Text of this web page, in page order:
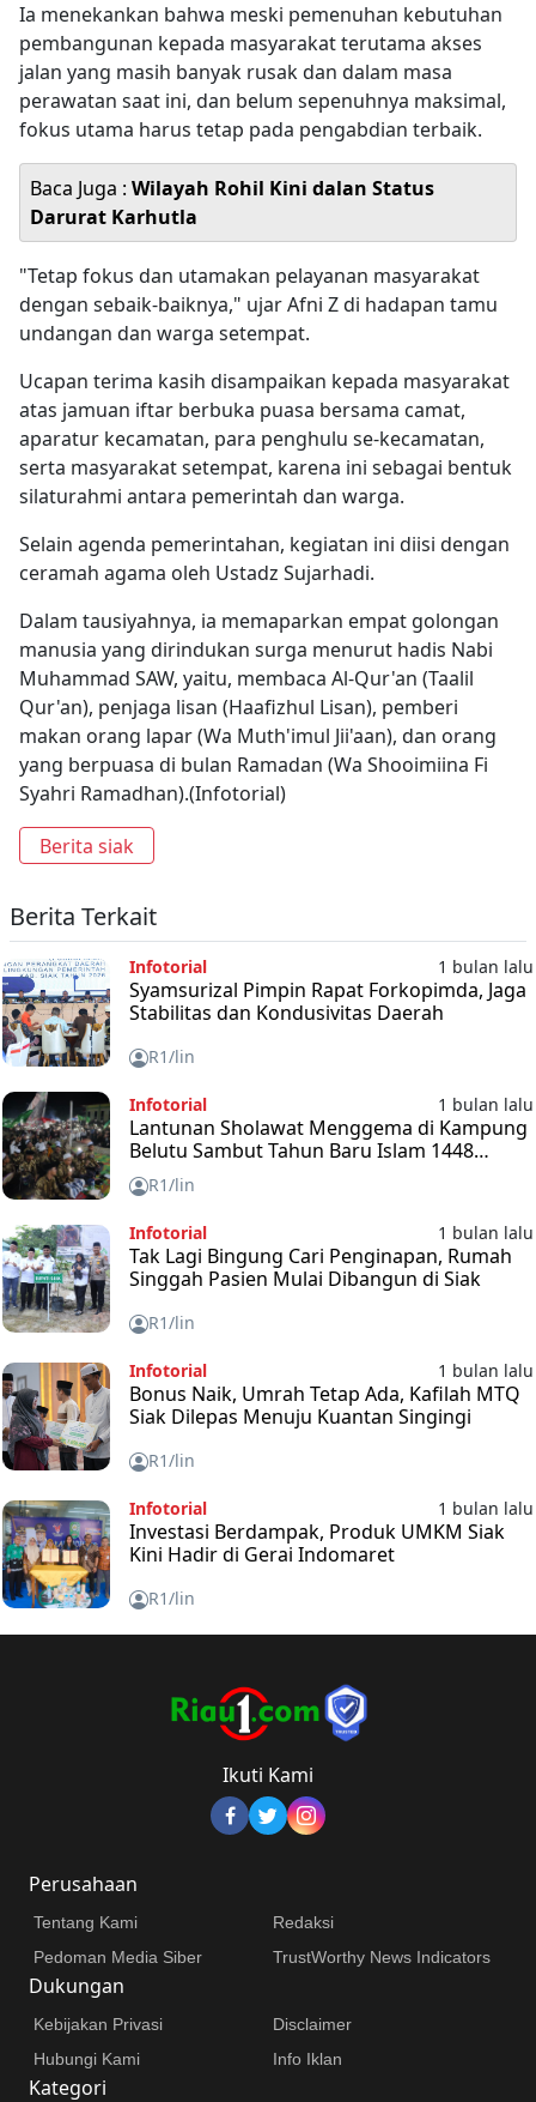
Ia menekankan bahwa meski pemenuhan kebutuhan
pembangunan kepada masyarakat terutama akses
jalan yang masih banyak rusak dan dalam masa
perawatan saat ini, dan belum sepenuhnya maksimal,
fokus utama harus tetap pada pengabdian terbaik.
Baca Juga : Wilayah Rohil Kini dalan Status
Darurat Karhutla
"Tetap fokus dan utamakan pelayanan masyarakat
dengan sebaik-baiknya," ujar Afni Z di hadapan tamu
undangan dan warga setempat.
Ucapan terima kasih disampaikan kepada masyarakat
atas jamuan iftar berbuka puasa bersama camat,
aparatur kecamatan, para penghulu se-kecamatan,
serta masyarakat setempat, karena ini sebagai bentuk
silaturahmi antara pemerintah dan warga.
Selain agenda pemerintahan, kegiatan ini diisi dengan
ceramah agama oleh Ustadz Sujarhadi.
Dalam tausiyahnya, ia memaparkan empat golongan
manusia yang dirindukan surga menurut hadis Nabi
Muhammad SAW, yaitu, membaca Al-Qur'an (Taalil
Qur'an), penjaga lisan (Haafizhul Lisan), pemberi
makan orang lapar (Wa Muth'imul Jii'aan), dan orang
yang berpuasa di bulan Ramadan (Wa Shooimiina Fi
Syahri Ramadhan).(Infotorial)
Berita siak
Berita Terkait
Infotorial 1 bulan lalu
Syamsurizal Pimpin Rapat Forkopimda, Jaga
Stabilitas dan Kondusivitas Daerah
R1/lin
Infotorial 1 bulan lalu
Lantunan Sholawat Menggema di Kampung
Belutu Sambut Tahun Baru Islam 1448
Hijriah
R1/lin
Infotorial 1 bulan lalu
Tak Lagi Bingung Cari Penginapan, Rumah
Singgah Pasien Mulai Dibangun di Siak
R1/lin
Infotorial 1 bulan lalu
Bonus Naik, Umrah Tetap Ada, Kafilah MTQ
Siak Dilepas Menuju Kuantan Singingi
R1/lin
Infotorial 1 bulan lalu
Investasi Berdampak, Produk UMKM Siak
Kini Hadir di Gerai Indomaret
R1/lin
Ikuti Kami
Perusahaan
Tentang Kami
Redaksi
Pedoman Media Siber
TrustWorthy News Indicators
Dukungan
Kebijakan Privasi
Disclaimer
Hubungi Kami
Info Iklan
Kategori